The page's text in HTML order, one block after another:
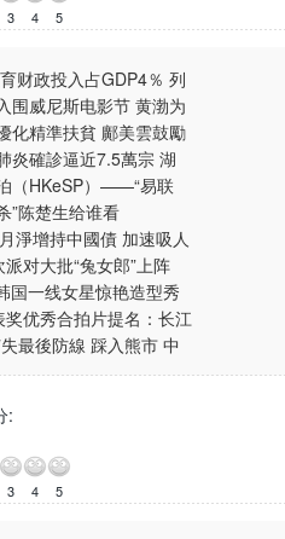
3 4 5
财政投入占GDP4％ 列
围威尼斯电影节 黄渤为
化精準扶貧 鄺美雲鼓勵
炎確診逼近7.5萬宗 湖
（HKeSP）——“易联
”陈楚生给谁看
淨增持中國債 加速吸人
对大批“兔女郎”上阵
国一线女星惊艳造型秀
奖优秀合拍片提名：长江
最後防線 踩入熊市 中
:
3 4 5